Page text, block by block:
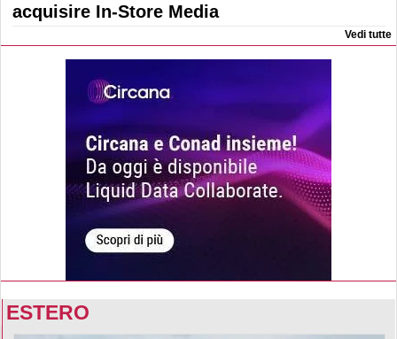
acquisire In-Store Media
Vedi tutte
ESTERO